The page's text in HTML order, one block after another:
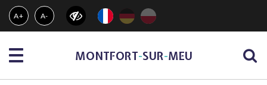
Gestion des traceurs
A+ A-
Menu MONTFORT-SUR-MEU